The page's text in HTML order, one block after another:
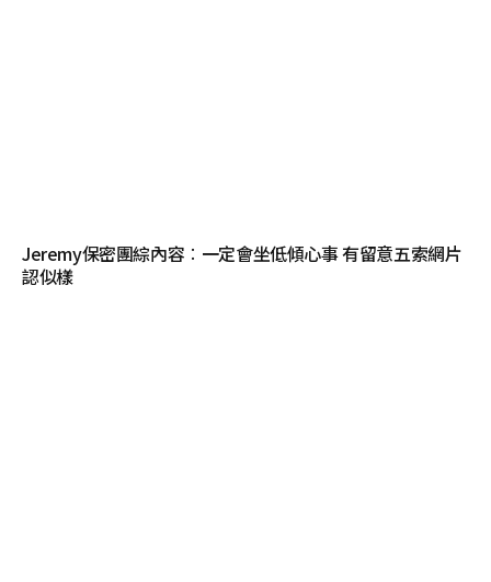
Jeremy保密團綜內容︰一定會坐低傾心事 有留意五索網片
認似樣